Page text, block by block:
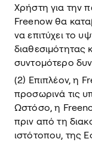
Χρήστη για την
Freenow θα
να επιτύχει το
διαθεσιμότητας
συντομότερο
(2) Επιπλέον, η
προσωρινά τις
Ωστόσο, η
πριν από τη
ιστότοπου, της